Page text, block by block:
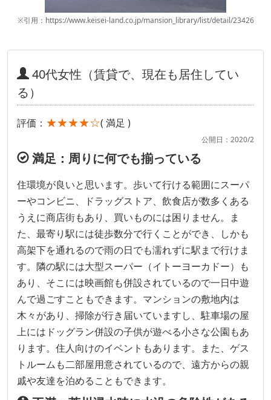
※引用：https://www.keisei-land.co.jp/mansion_library/list/detail/23426
40代女性（賃貸で、現在も居住してい
る）
評価： ★★★★☆( 満足 )
公開日：2020/2
満足：周りに何でも揃っている
住環境が良いと思います。歩いて行ける範囲にスーパ
ーやコンビニ、ドラッグストア、飲食店が数多くある
うえに商店街もあり、買いものには困りません。ま
た、最寄り駅には徒歩数分で行くことができ、しかも
高架下を通れるので雨の日でも濡れずに駅まで行けま
す。隣の駅には大型スーパー（イトーヨーカドー）も
あり、そこには映画館も併設されているので一日中遊
んで過ごすこともできます。マンションの敷地内は
木々があり、掃除が行き届いていますし、駐車場の屋
上にはドッグラン併設の子供が遊べる小さな公園もあ
ります。住人向けのイベントもあります。また、ゲス
トルームも二部屋用意されているので、遠方からの親
戚や友達を泊めることもできます。